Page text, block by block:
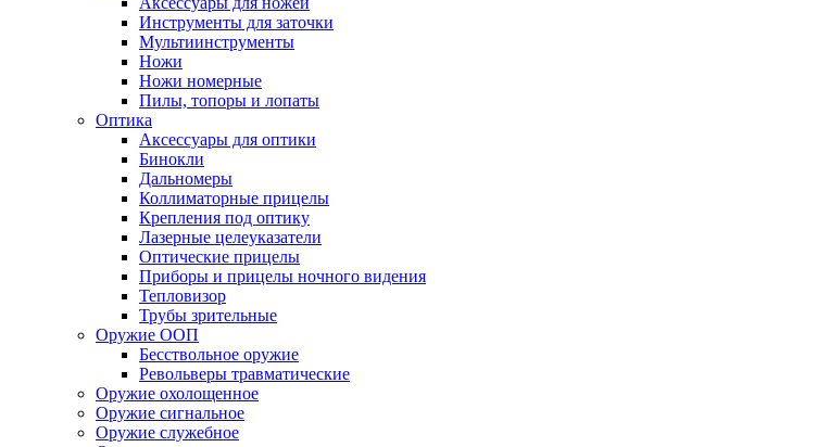
Инструменты для заточки
Мультиинструменты
Ножи
Ножи номерные
Пилы, топоры и лопаты
Оптика
Аксессуары для оптики
Бинокли
Дальномеры
Коллиматорные прицелы
Крепления под оптику
Лазерные целеуказатели
Оптические прицелы
Приборы и прицелы ночного видения
Тепловизор
Трубы зрительные
Оружие ООП
Бесствольное оружие
Револьверы травматические
Оружие охолощенное
Оружие сигнальное
Оружие служебное